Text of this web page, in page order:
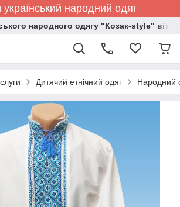
народний одяг
народного одягу "Козак-style"
Дитячий етнічний одяг Народний